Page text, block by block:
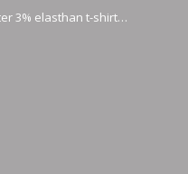
3% elasthan t-shirt…